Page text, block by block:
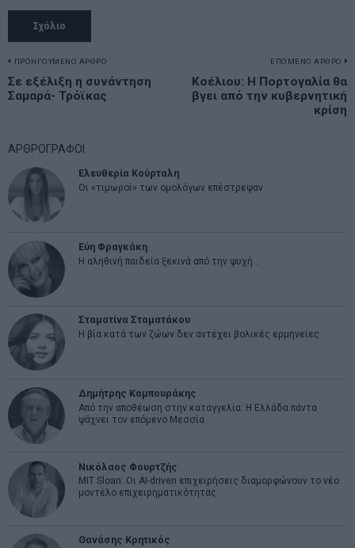
Πλοήγηση
άρθρων
ΠΡΟΗΓΟΥΜΕΝΟ ΑΡΘΡΟ
Previous
post:
Σε εξέλιξη η συνάντηση
Σαμαρά- Τρόϊκας
ΕΠΟΜΕΝΟ ΑΡΘΡΟ
Κοέλιου: Η Πορτογαλία θα
βγει από την κυβερνητική
κρίση
ΑΡΘΡΟΓΡΑΦΟΙ
Ελευθερία Κούρταλη
Οι «τιμωροί» των ομολόγων επέστρεψαν
Εύη Φραγκάκη
Η αληθινή παιδεία ξεκινά από την ψυχή…
Σταματίνα Σταματάκου
Η βία κατά των ζώων δεν αντέχει βολικές ερμηνείες
Δημήτρης Καμπουράκης
Από την αποθέωση στην καταγγελία: Η Ελλάδα πάντα
ψάχνει τον επόμενο Μεσσία
Νικόλαος Φουρτζής
MIT Sloan: Οι AI-driven επιχειρήσεις διαμορφώνουν το νέο
μοντέλο επιχειρηματικότητας
Θανάσης Κρητικός